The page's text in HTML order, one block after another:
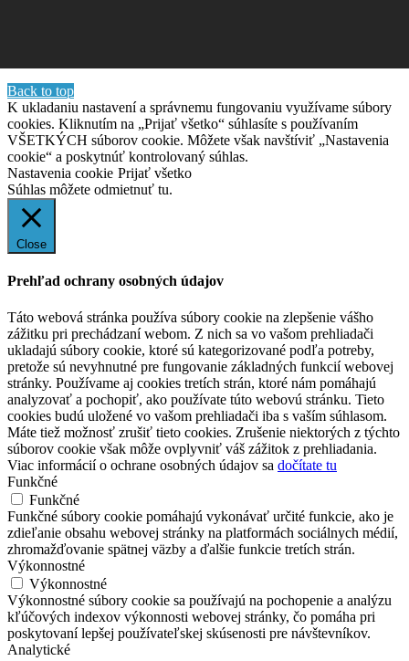
Back to top
K ukladaniu nastavení a správnemu fungovaniu využívame súbory
cookies. Kliknutím na „Prijať všetko“ súhlasíte s používaním
VŠETKÝCH súborov cookie. Môžete však navštíviť „Nastavenia
cookie“ a poskytnúť kontrolovaný súhlas.
Nastavenia cookie Prijať všetko
Súhlas môžete odmietnuť tu.
Close
Prehľad ochrany osobných údajov
Táto webová stránka používa súbory cookie na zlepšenie vášho
zážitku pri prechádzaní webom. Z nich sa vo vašom prehliadači
ukladajú súbory cookie, ktoré sú kategorizované podľa potreby,
pretože sú nevyhnutné pre fungovanie základných funkcií webovej
stránky. Používame aj cookies tretích strán, ktoré nám pomáhajú
analyzovať a pochopiť, ako používate túto webovú stránku. Tieto
cookies budú uložené vo vašom prehliadači iba s vaším súhlasom.
Máte tiež možnosť zrušiť tieto cookies. Zrušenie niektorých z týchto
súborov cookie však môže ovplyvniť váš zážitok z prehliadania.
Viac informácií o ochrane osobných údajov sa dočítate tu
Funkčné
Funkčné
Funkčné súbory cookie pomáhajú vykonávať určité funkcie, ako je
zdieľanie obsahu webovej stránky na platformách sociálnych médií,
zhromažďovanie spätnej väzby a ďalšie funkcie tretích strán.
Výkonnostné
Výkonnostné
Výkonnostné súbory cookie sa používajú na pochopenie a analýzu
kľúčových indexov výkonnosti webovej stránky, čo pomáha pri
poskytovaní lepšej používateľskej skúsenosti pre návštevníkov.
Analytické